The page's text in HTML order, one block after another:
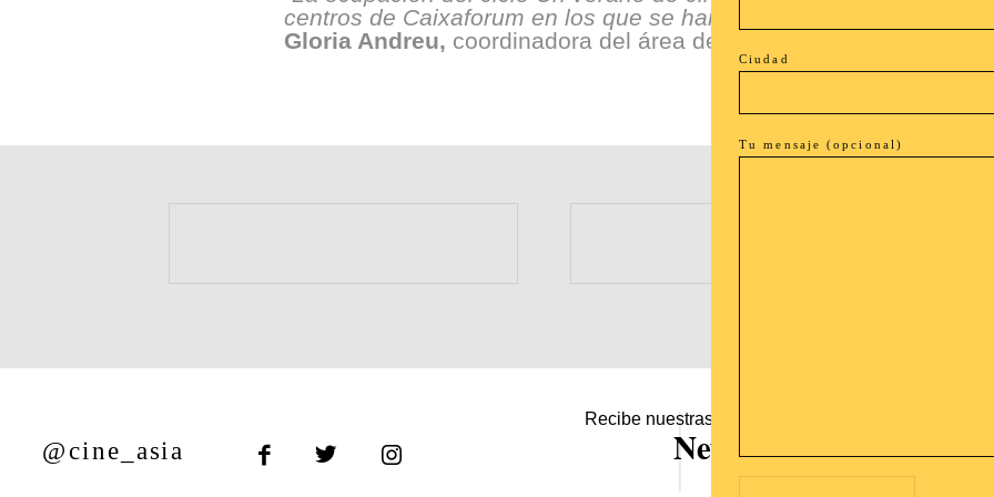
centros de Caixaforum en los que se han proyectado”.
Gloria Andreu, coordinadora del área de Cultura de Fundació La
@cine_asia
Recibe nuestras novedades en tu buzón!
Newsletter
Ciudad
Tu mensaje (opcional)